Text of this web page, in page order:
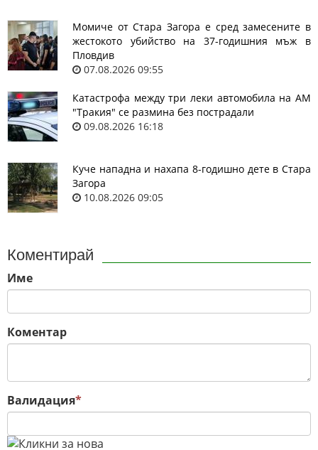
Момиче от Стара Загора е сред замесените в
жестокото убийство на 37-годишния мъж в
Пловдив
07.08.2026 09:55
Катастрофа между три леки автомобила на АМ
"Тракия" се размина без пострадали
09.08.2026 16:18
Куче нападна и нахапа 8-годишно дете в Стара
Загора
10.08.2026 09:05
Коментирай
Име
Коментар
Валидация*